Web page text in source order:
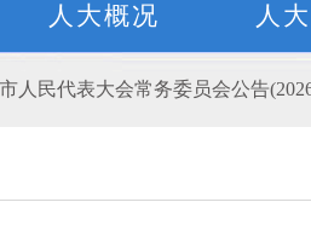
人大概况 人
市人民代表大会常务委员会公告
集立法工作规划（2027年—2031
求《黄石市停车场建设管理条例